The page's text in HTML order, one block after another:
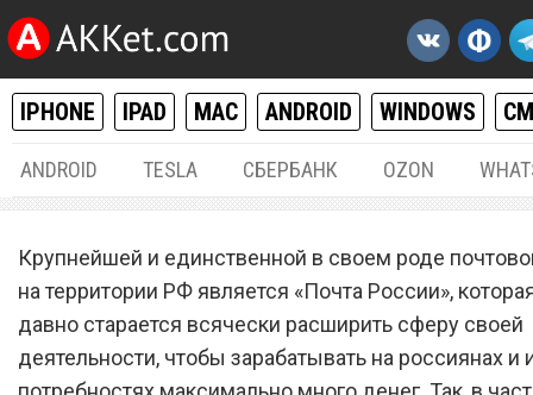
IPHONE IPAD MAC ANDROID WINDOWS
ANDROID TESLA СБЕРБАНК OZON
«Почта России» запустила
нового «убийцу»
Крупнейшей и единственной в своем роде
на территории РФ является «Почта России»,
давно старается всячески расширить сферу своей
деятельности, чтобы зарабатывать на россиянах и